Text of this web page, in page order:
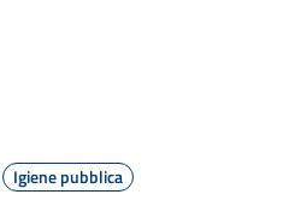
Igiene pubblica